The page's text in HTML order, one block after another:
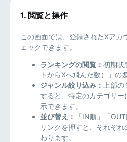
1. 閲覧と操作
この画面では、登録されたXアカ
ェックできます。
ランキングの閲覧： 初期状
トからXへ飛んだ数）」の
ジャンル絞り込み：
上部
すると、特定のカテゴリー
示できます。
並び替え：
「IN順」「
リンクを押すと、それぞ
わります。